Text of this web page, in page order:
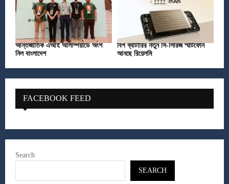
আন্তর্জাতিক এআই অলিম্পিয়াডে অংশ
নিল বাংলাদেশ
বিগ ব্যাটারির নতুন সি-সিরিজ স্মার্টফোন
আনছে রিয়েলমি
FACEBOOK FEED
Search
SEARCH